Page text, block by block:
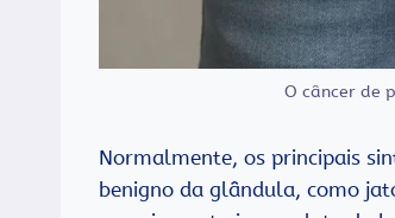
O câncer de
Normalmente, os principais
benigno da glândula, como